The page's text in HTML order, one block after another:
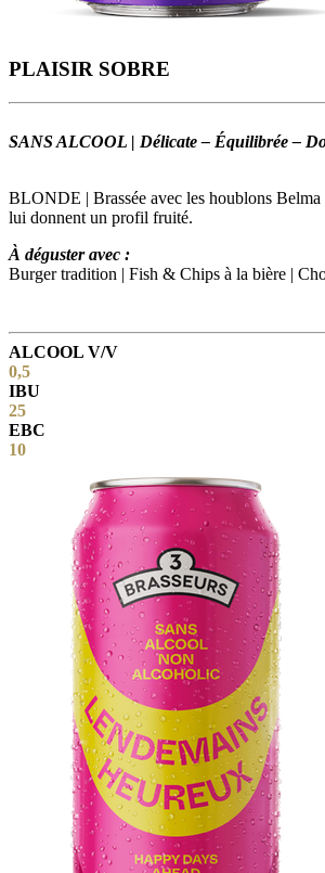
PLAISIR SOBRE
SANS ALCOOL | Délicate – Équilibrée –
BLONDE | Brassée avec les houblons
lui donnent un profil fruité.
À déguster avec :
Burger tradition | Fish & Chips à la bière |
ALCOOL V/V
0,5
IBU
25
EBC
10